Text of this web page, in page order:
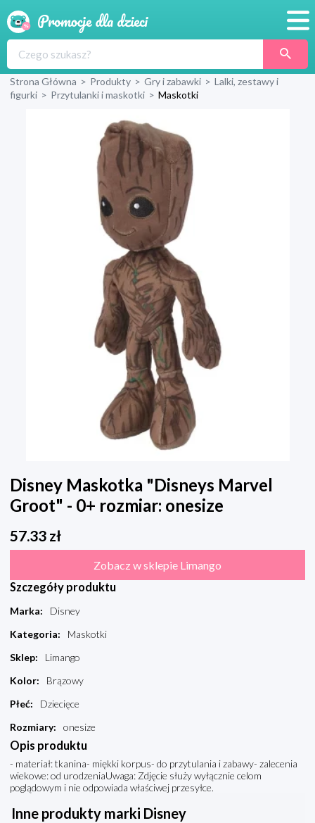
Produkty
Sklepy
Blog
Wyprawka
Strona Główna > Produkty > Gry i zabawki > Lalki, zestawy i
figurki > Przytulanki i maskotki > Maskotki
Disney Maskotka "Disneys Marvel
Groot" - 0+ rozmiar: onesize
57.33 zł
Zobacz w sklepie Limango
Szczegóły produktu
Marka:
Disney
Kategoria:
Maskotki
Sklep:
Limango
Kolor:
Brązowy
Płeć:
Dziecięce
Rozmiary: onesize
Opis produktu
- materiał: tkanina- miękki korpus- do przytulania i zabawy- zalecenia
wiekowe: od urodzeniaUwaga: Zdjęcie służy wyłącznie celom
poglądowym i nie odpowiada właściwej przesyłce.
Inne produkty marki Disney